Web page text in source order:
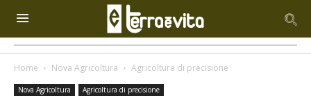
Home Nova Agricoltura Agricoltura di precisione
Nova Agricoltura Agricoltura di precisione